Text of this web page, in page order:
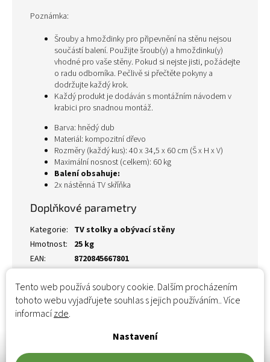
Tento web používá soubory cookie. Dalším procházením
tohoto webu vyjadřujete souhlas s jejich používáním.. Více
informacízde.
Nastavení
Poznámka:
Šrouby a hmoždinky pro připevnění na stěnu nejsou
součástí balení. Použijte šroub(y) a hmoždinku(y)
vhodné pro vaše stěny. Pokud si nejste jisti, požádejte
o radu odborníka. Pečlivě si přečtěte pokyny a
dodržujte každý krok.
Každý produkt je dodáván s montážním návodem v
krabici pro snadnou montáž.
Barva: hnědý dub
Materiál: kompozitní dřevo
Rozměry (každý kus): 40 x 34,5 x 60 cm (Š x H x V)
Maximální nosnost (celkem): 60 kg
Balení obsahuje:
2x nástěnná TV skříňka
Doplňkové parametry
Kategorie: TV stolky a obývací stěny
Hmotnost:
25 kg
EAN: 8720845667801